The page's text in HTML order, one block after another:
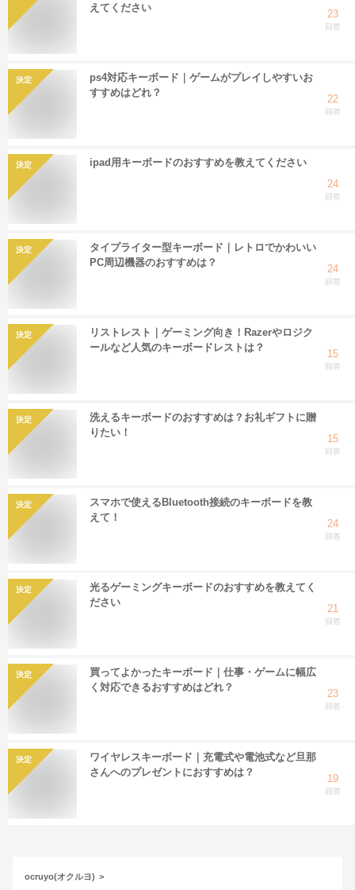
えてください
23
回答
決定
ps4対応キーボード｜ゲームがプレイしやすいお
すすめはどれ？
22
回答
決定
ipad用キーボードのおすすめを教えてください
24
回答
決定
タイプライター型キーボード｜レトロでかわいい
PC周辺機器のおすすめは？
24
回答
決定
リストレスト｜ゲーミング向き！Razerやロジク
ールなど人気のキーボードレストは？
15
回答
決定
洗えるキーボードのおすすめは？お礼ギフトに贈
りたい！
15
回答
決定
スマホで使えるBluetooth接続のキーボードを教
えて！
24
回答
決定
光るゲーミングキーボードのおすすめを教えてく
ださい
21
回答
決定
買ってよかったキーボード｜仕事・ゲームに幅広
く対応できるおすすめはどれ？
23
回答
決定
ワイヤレスキーボード｜充電式や電池式など旦那
さんへのプレゼントにおすすめは？
19
回答
ocruyo(オクルヨ)